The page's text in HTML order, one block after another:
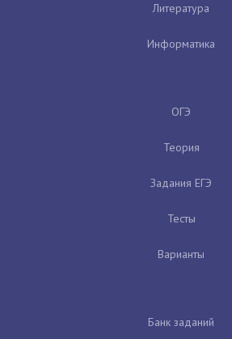
Литература
Информатика
ОГЭ
Теория
Задания ЕГЭ
Тесты
Варианты
Банк заданий